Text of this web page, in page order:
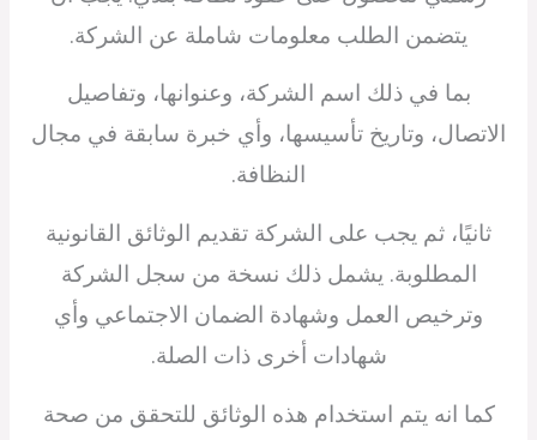
يتضمن الطلب معلومات شاملة عن الشركة.
بما في ذلك اسم الشركة، وعنوانها، وتفاصيل
الاتصال، وتاريخ تأسيسها، وأي خبرة سابقة في مجال
النظافة.
ثانيًا، ثم يجب على الشركة تقديم الوثائق القانونية
المطلوبة. يشمل ذلك نسخة من سجل الشركة
وترخيص العمل وشهادة الضمان الاجتماعي وأي
شهادات أخرى ذات الصلة.
كما انه يتم استخدام هذه الوثائق للتحقق من صحة